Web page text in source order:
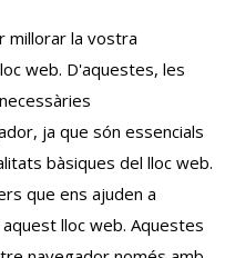
millorar la vostra
web. D'aquestes, les
ja que són essencials
bàsiques del lloc web.
que ens ajuden a
lloc web. Aquestes